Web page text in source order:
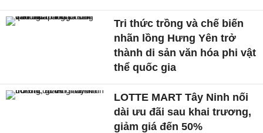
Tri thức trồng và chế biến
nhãn lồng Hưng Yên trở
thành di sản văn hóa phi vật
thể quốc gia
LOTTE MART Tây Ninh nối
dài ưu đãi sau khai trương,
giảm giá đến 50%